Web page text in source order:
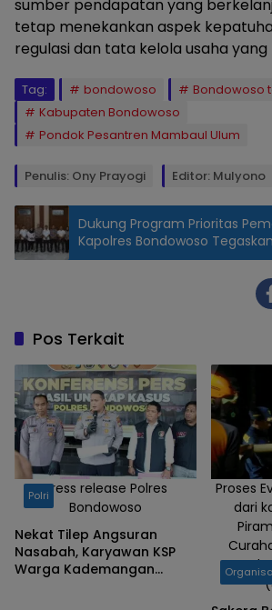
sumber pendapatan yang
tetap menekankan aspek
regulasi dan tata kelola usaha yang
Tag: bondowoso
Bondowoso
Kabupaten Bondowoso
Pondok Pesantren Mambaul Ulum
Penulis: Ony Prayogi Editor: Mulyono
digelar
Selasa
(9/6/2026)
malam di
halaman
Pondok
Pesantren
Mambaul
Ulum
Kerang.
Dukung Program Prioritas
Kapolres Bondowoso
Kawal MBG
Pos Terkait
Press release Polres
Bondowoso
Polri
Nekat Tilep Angsuran
Nasabah, Karyawan KSP
Warga Kademangan
Proses
dari